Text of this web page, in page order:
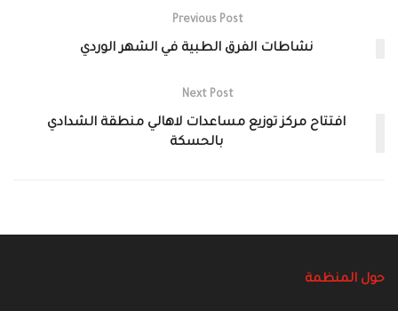
Previous Post
نشاطات الفرق الطبية في الشهر الوردي
Next Post
افتتاح مركز توزيع مساعدات لاهالي منطقة الشدادي
بالحسكة
حول المنظمة